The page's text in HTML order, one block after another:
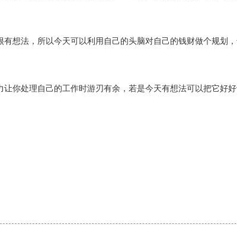
想法，所以今天可以利用自己的头脑对自己的钱财做个规划
你处理自己的工作时游刃有余，若是今天有想法可以把它好好